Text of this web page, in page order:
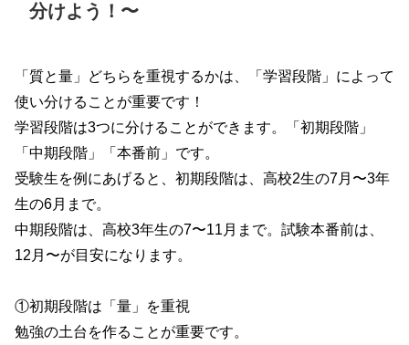
分けよう！〜
「質と量」どちらを重視するかは、「学習段階」によって
使い分けることが重要です！
学習段階は3つに分けることができます。「初期段階」
「中期段階」「本番前」です。
受験生を例にあげると、初期段階は、高校2生の7月〜3年
生の6月まで。
中期段階は、高校3年生の7〜11月まで。試験本番前は、
12月〜が目安になります。
①初期段階は「量」を重視
勉強の土台を作ることが重要です。